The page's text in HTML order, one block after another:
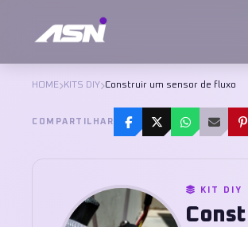
HOME KITS DIY Construir um sensor de fluxo
COMPARTILHAR
KIT DIY